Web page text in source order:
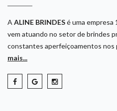
A ALINE BRINDESé uma empresa
vem atuando no setor de brindes
constantes aperfeiçoamentos nos
mais...